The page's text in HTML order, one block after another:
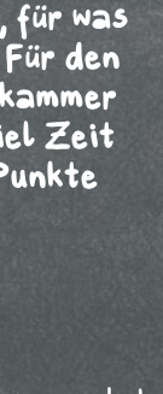
für was
den
Zeit